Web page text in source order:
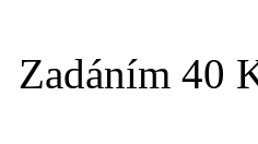
Zadáním 40